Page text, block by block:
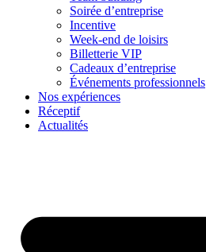
Soirée d’entreprise
Incentive
Week-end de loisirs
Billetterie VIP
Cadeaux d’entreprise
Événements professionnels
Nos expériences
Réceptif
Actualités